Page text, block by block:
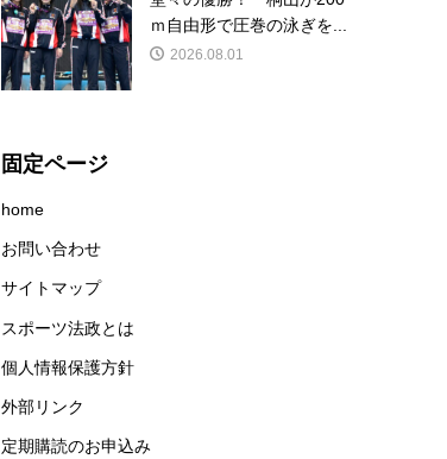
ｍ自由形で圧巻の泳ぎを...
2026.08.01
固定ページ
home
お問い合わせ
サイトマップ
スポーツ法政とは
個人情報保護方針
外部リンク
定期購読のお申込み